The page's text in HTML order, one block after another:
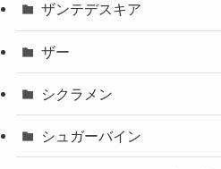
ザンテデスキア
ザー
シクラメン
シュガーバイン